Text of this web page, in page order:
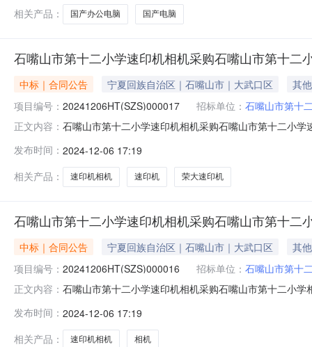
相关产品：
国产办公电脑 国产电脑
石嘴山市第十二小学速印机相机采购石嘴山市第十二
中标｜合同公告 宁夏回族自治区｜石嘴山市｜大武口区
其他
项目编号： 20241206HT(SZS)000017 招标单位： 石嘴山市第十
正文内容： 石嘴山市第十二小学速印机相机采购石嘴山市第十二小
09522015743供应商（乙方）：宁夏云辉科贸有限公司
规格型号（
发布时间： 2024-12-06 17:19
相关产品：
速印机相机 速印机 荣大速印机
石嘴山市第十二小学速印机相机采购石嘴山市第十二
中标｜合同公告 宁夏回族自治区｜石嘴山市｜大武口区
其他
项目编号： 20241206HT(SZS)000016 招标单位： 石嘴山市第十
正文内容： 石嘴山市第十二小学速印机相机采购石嘴山市第十二小
09522015743供应商（乙方）：石嘴山市轩圆商贸有限
发布时间： 2024-12-06 17:19
相关产品：
速印机相机 相机